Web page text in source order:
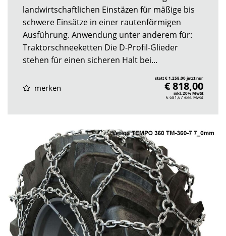
landwirtschaftlichen Einstäzen für mäßige bis
schwere Einsätze in einer rautenförmigen
Ausführung. Anwendung unter anderem für:
Traktorschneeketten Die D-Profil-Glieder
stehen für einen sicheren Halt bei...
merken
statt € 1.258,00 jetzt nur
€ 818,00
inkl. 20% MwSt
€ 681,67exkl. MwSt